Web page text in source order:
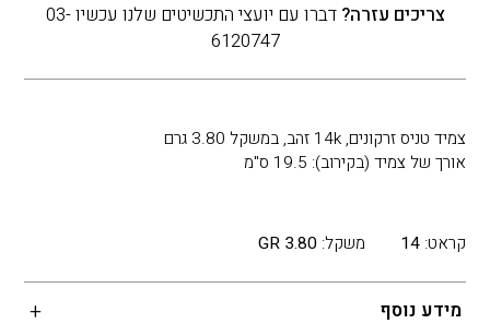
צריכים עזרה?
דברו עם יועצי התכשיטים שלנו עכשיו 03-
6120747
צמיד טניס זרקונים, 14k זהב, במשקל 3.80 גרם
אורך של צמיד (בקירוב): 19.5 ס"מ
קראט: 14 משקל: 3.80 GR
מידע נוסף